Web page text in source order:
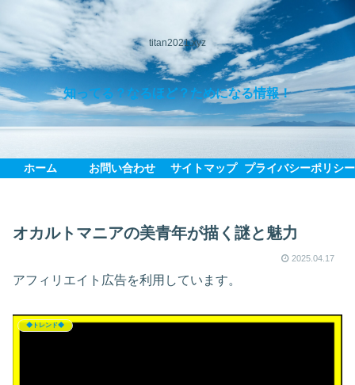
titan2021.xyz
知ってる？なるほど？ためになる情報！
ホーム お問い合わせ サイトマップ プライバシーポリシー
オカルトマニアの美青年が描く謎と魅力
2025.04.17
アフィリエイト広告を利用しています。
◆トレンド◆